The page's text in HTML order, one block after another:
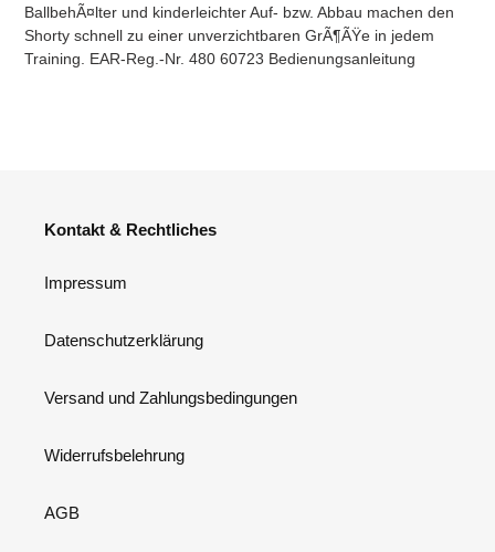
BallbehÃ¤lter und kinderleichter Auf- bzw. Abbau machen den
Shorty schnell zu einer unverzichtbaren GrÃ¶ÃŸe in jedem
Training. EAR-Reg.-Nr. 480 60723 Bedienungsanleitung
Kontakt & Rechtliches
Impressum
Datenschutzerklärung
Versand und Zahlungsbedingungen
Widerrufsbelehrung
AGB